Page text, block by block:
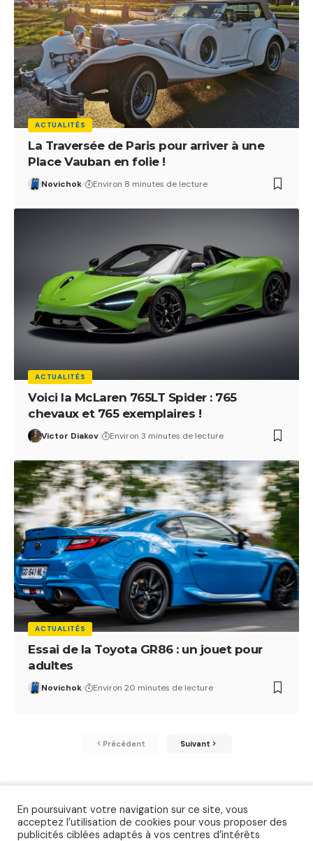
ACTUALITÉS
La Traversée de Paris pour arriver à une
Place Vauban en folie !
Novichok Environ 8 minutes de lecture
ACTUALITÉS
Voici la McLaren 765LT Spider : 765
chevaux et 765 exemplaires !
Victor Diakov Environ 3 minutes de lecture
ACTUALITÉS
Essai de la Toyota GR86 : un jouet pour
adultes
Novichok Environ 20 minutes de lecture
Précédent Suivant
En poursuivant votre navigation sur ce site, vous
acceptez l’utilisation de cookies pour vous proposer des
publicités ciblées adaptés à vos centres d’intérêts